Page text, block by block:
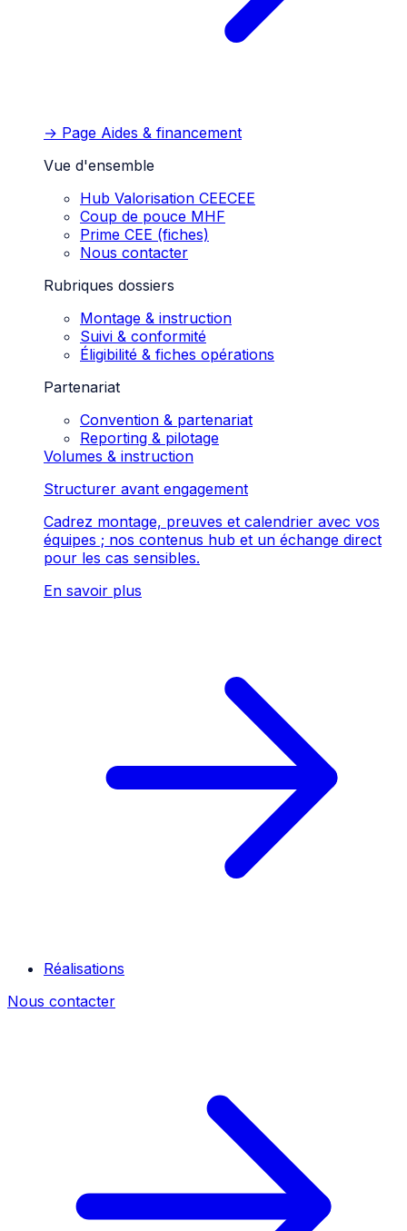
→ Page Aides & financement
Vue d'ensemble
Hub Valorisation CEECEE
Coup de pouce MHF
Prime CEE (fiches)
Nous contacter
Rubriques dossiers
Montage & instruction
Suivi & conformité
Éligibilité & fiches opérations
Partenariat
Convention & partenariat
Reporting & pilotage
Volumes & instruction
Structurer avant engagement
Cadrez montage, preuves et calendrier avec vos
équipes ; nos contenus hub et un échange direct
pour les cas sensibles.
En savoir plus
Réalisations
Nous contacter